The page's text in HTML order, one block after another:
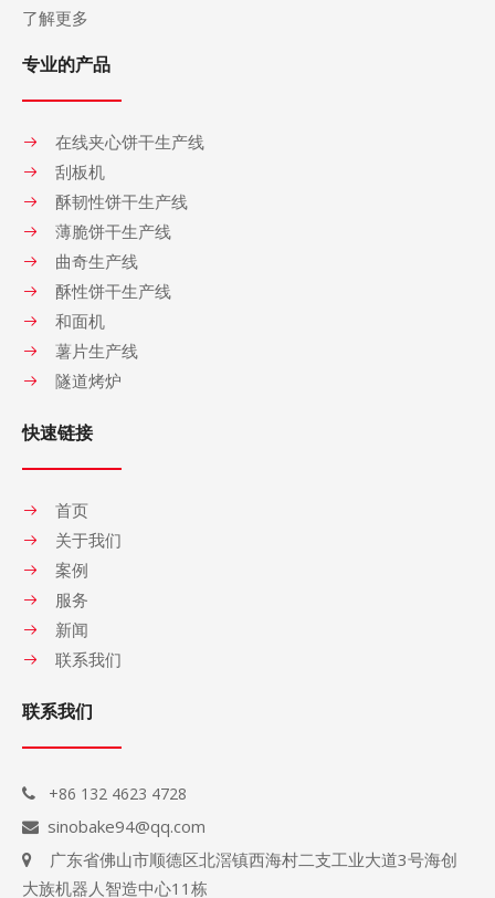
了解更多
专业的产品
在线夹心饼干生产线
刮板机
酥韧性饼干生产线
薄脆饼干生产线
曲奇生产线
酥性饼干生产线
和面机
薯片生产线
隧道烤炉
快速链接
首页
关于我们
案例
服务
新闻
联系我们
联系我们
 +86 132 4623 4728
 sinobake94@qq.com

广东省佛山市顺德区北滘镇西海村二支工业大道3号海创
大族机器人智造中心11栋